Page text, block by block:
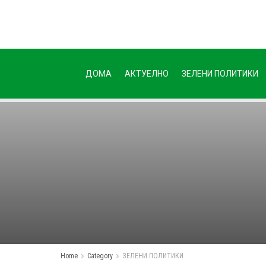
ДОМА АКТУЕЛНО ЗЕЛЕНИ ПОЛИТИКИ
Home Category ЗЕЛЕНИ ПОЛИТИКИ